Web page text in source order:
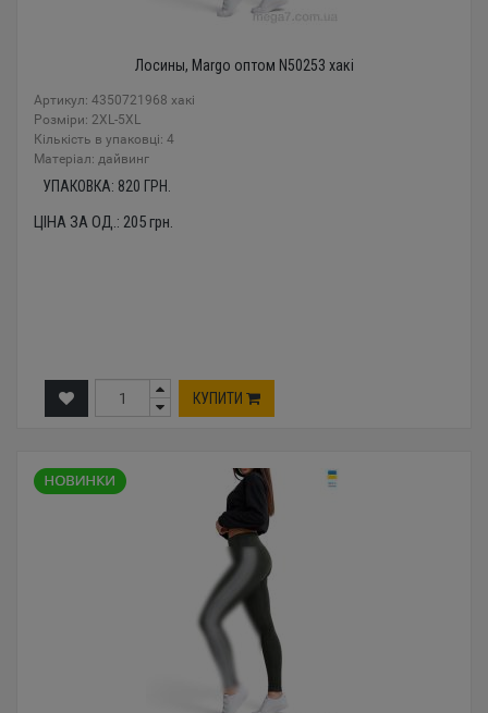
Лосины, Margo оптом N50253 хакі
Артикул: 4350721968 хакі
Розміри: 2XL-5XL
Кількість в упаковці: 4
Mатеріал: дайвинг
УПАКОВКА: 820 ГРН.
ЦІНА ЗА ОД.: 205грн.
КУПИТИ